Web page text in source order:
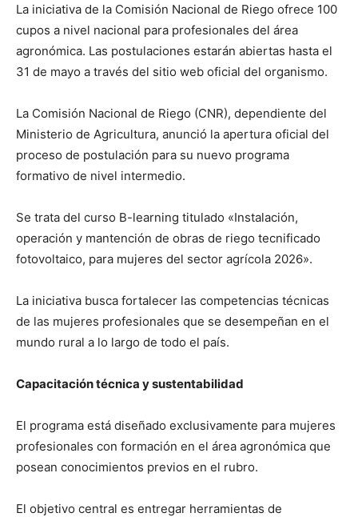
La iniciativa de la Comisión Nacional de Riego ofrece 100
cupos a nivel nacional para profesionales del área
agronómica. Las postulaciones estarán abiertas hasta el
31 de mayo a través del sitio web oficial del organismo.
La Comisión Nacional de Riego (CNR), dependiente del
Ministerio de Agricultura, anunció la apertura oficial del
proceso de postulación para su nuevo programa
formativo de nivel intermedio.
Se trata del curso B-learning titulado «Instalación,
operación y mantención de obras de riego tecnificado
fotovoltaico, para mujeres del sector agrícola 2026».
La iniciativa busca fortalecer las competencias técnicas
de las mujeres profesionales que se desempeñan en el
mundo rural a lo largo de todo el país.
Capacitación técnica y sustentabilidad
El programa está diseñado exclusivamente para mujeres
profesionales con formación en el área agronómica que
posean conocimientos previos en el rubro.
El objetivo central es entregar herramientas de